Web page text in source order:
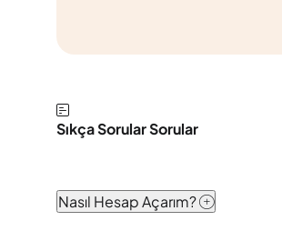
Sıkça Sorular Sorular
Nasıl Hesap Açarım?